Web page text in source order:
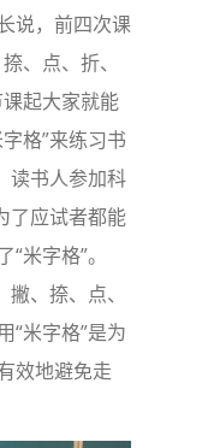
说，前四次课
、点、折、
起大家就能
格”来练习书
读书人参加科
了应试者都能
米字格”。
、捺、点、
“米字格”是为
效地避免走